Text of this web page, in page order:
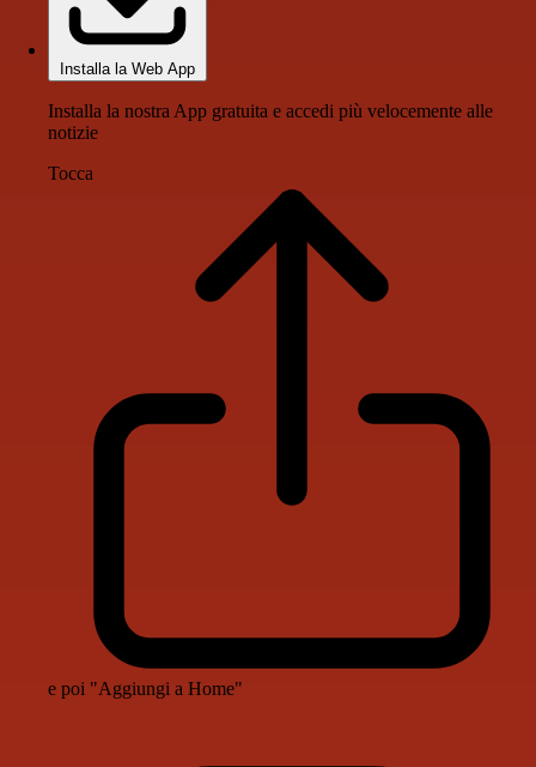
Installa la Web App
Installa la nostra App gratuita e accedi più velocemente alle
notizie
Tocca
e poi "Aggiungi a Home"